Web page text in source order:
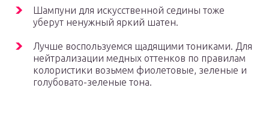
Шампуни для искусственной седины тоже
уберут ненужный яркий шатен.
Лучше воспользуемся щадящими тониками. Для
нейтрализации медных оттенков по правилам
колористики возьмем фиолетовые, зеленые и
голубовато-зеленые тона.